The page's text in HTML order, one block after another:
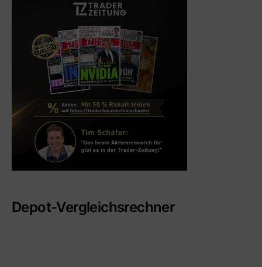
Depot-Vergleichsrechner